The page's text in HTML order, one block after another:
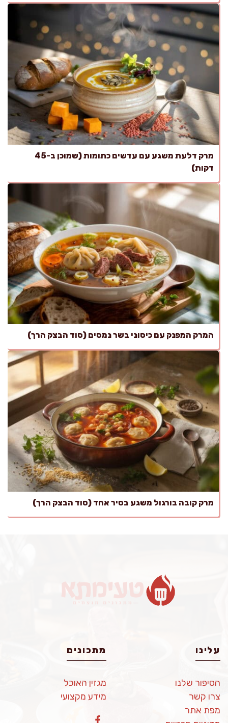
מרק דלעת משגע עם עדשים כתומות (שמוכן ב-45
דקות)
המרק המפנק עם כיסוני בשר נמסים (סוד הבצק הרך)
מרק קובה בורגול משגע בסיר אחד (סוד הבצק הרך)
עלינו
הסיפור שלנו
צרו קשר
מפת אתר
מתכונים
מגזין האוכל
מידע מקצועי